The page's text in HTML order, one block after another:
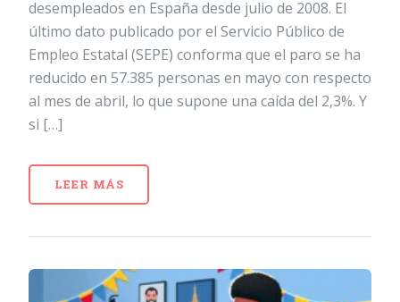
desempleados en España desde julio de 2008. El
último dato publicado por el Servicio Público de
Empleo Estatal (SEPE) conforma que el paro se ha
reducido en 57.385 personas en mayo con respecto
al mes de abril, lo que supone una caída del 2,3%. Y
si […]
LEER MÁS